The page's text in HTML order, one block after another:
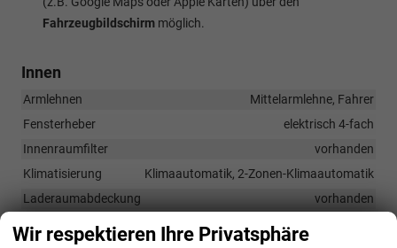
Fahrzeugbildschirm möglich.
Innen
Armlehnen
Mittelarmlehne, Fahrer
Fensterheber
elektrisch 4-fach
Innenraumfilter
vorhanden
Klimatisierung
Klimaautomatik, 2-Zonen-Klimaautomatik
Laderaumabdeckung
vorhanden
Lenkrad
in Leder, höhenverstellbar, mit Multifunktionen, mit
Wir respektieren Ihre Privatsphäre